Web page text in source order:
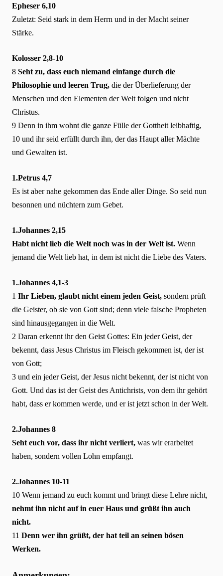
Epheser 6,10
Zuletzt: Seid stark in dem Herrn und in der Macht seiner
Stärke.
Kolosser 2,8-10
8 Seht zu, dass euch niemand einfange durch die
Philosophie und leeren Trug, die der Überlieferung der
Menschen und den Elementen der Welt folgen und nicht
Christus.
9 Denn in ihm wohnt die ganze Fülle der Gottheit leibhaftig,
10 und ihr seid erfüllt durch ihn, der das Haupt aller Mächte
und Gewalten ist.
1.Petrus 4,7
Es ist aber nahe gekommen das Ende aller Dinge. So seid nun
besonnen und nüchtern zum Gebet.
1.Johannes 2,15
Habt nicht lieb die Welt noch was in der Welt ist. Wenn
jemand die Welt lieb hat, in dem ist nicht die Liebe des Vaters.
1.Johannes 4,1-3
1 Ihr Lieben, glaubt nicht einem jeden Geist, sondern prüft
die Geister, ob sie von Gott sind; denn viele falsche Propheten
sind hinausgegangen in die Welt.
2 Daran erkennt ihr den Geist Gottes: Ein jeder Geist, der
bekennt, dass Jesus Christus im Fleisch gekommen ist, der ist
von Gott;
3 und ein jeder Geist, der Jesus nicht bekennt, der ist nicht von
Gott. Und das ist der Geist des Antichrists, von dem ihr gehört
habt, dass er kommen werde, und er ist jetzt schon in der Welt.
2.Johannes 8
Seht euch vor, dass ihr nicht verliert, was wir erarbeitet
haben, sondern vollen Lohn empfangt.
2.Johannes 10-11
10 Wenn jemand zu euch kommt und bringt diese Lehre nicht,
nehmt ihn nicht auf in euer Haus und grüßt ihn auch
nicht.
11 Denn wer ihn grüßt, der hat teil an seinen bösen
Werken.